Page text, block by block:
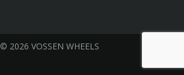
© 2026 VOSSEN WHEELS